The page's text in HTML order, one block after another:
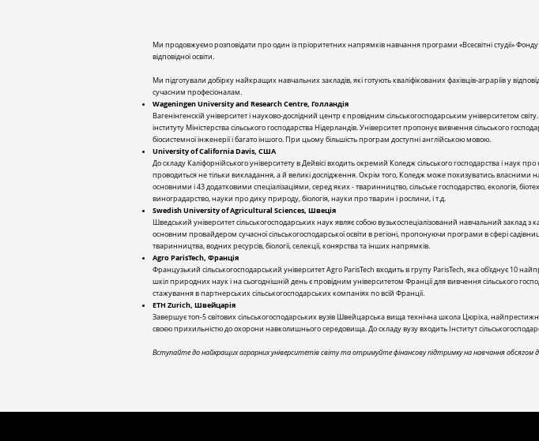
Ми продовжуємо розповідати про один із пріоритетних напрямків навчання програми «Всесвітні студії»
відповідної освіти.
Ми підготували добірку найкращих навчальних закладів, які готують кваліфікованих фахівців-аграріїв у
сучасним професіоналам.
Wageningen University and Research Centre, Голландія
Вагенінгенскій університет і науково-дослідний центр є провідним сільськогосподарським університетом
інституту Міністерства сільського господарства Нідерландів. Університет пропонує вивчення сільського
біосистемної інженерії і багато іншого. При цьому більшість програм доступні англійською мовою.
University of California Davis, США
До складу Каліфорнійського університету в Дейвісі входить окремий Коледж сільського господарства і
проводиться не тільки викладання, а й великі дослідження. Окрім того, Коледж може похизуватись
основними і 43 додатковими спеціалізаціями, серед яких - тваринництво, сільське господарство, екологія,
виноградарство, науки про дику природу, біологія, науки про тварин і рослини, і т.д.
Swedish University of Agricultural Sciences, Швеція
Шведський університет сільськогосподарських наук являє собою вузькоспеціалізований навчальний заклад
основним провайдером сучасної сільськогосподарської освіти в регіоні, пропонуючи програми в сфері
тваринництва, водних ресурсів, біології, селекції, конярства та інших напрямків.
Agro ParisTech, Франція
Французький сільськогосподарський університет Agro ParisTech входить в групу ParisTech, яка об'єднує 10
шкіл природних наук і на сьогоднішній день є провідним університетом Франції для вивчення сільського
стажування в партнерських сільськогосподарських компаніях по всій Франції.
ETH Zurich, Швейцарія
Завершує топ-5 світових сільськогосподарських вузів Швейцарська вища технічна школа Цюріха,
своєю прихильністю до охорони навколишнього середовища. До складу вузу входить Інститут
Вступайте до найкращих аграрних університетів світу та отримуйте фінансову підтримку на навчання обсягом